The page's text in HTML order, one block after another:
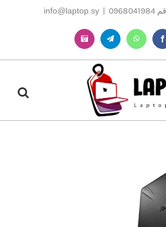
|
info@laptop.sy
Facebook
WhatsApp
Telegram
Instagram